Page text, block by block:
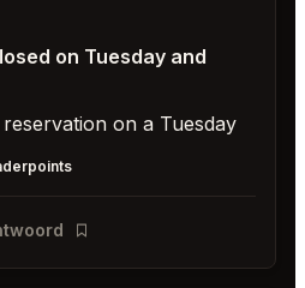
on Tuesday and
reservation on a Tuesday
Bladwijzer